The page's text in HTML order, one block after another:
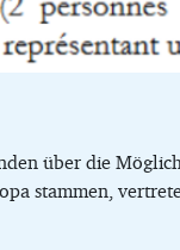
über die
stammen,